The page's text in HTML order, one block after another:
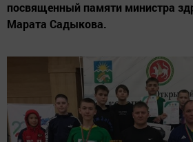
посвященный памяти министра
Марата Садыкова.